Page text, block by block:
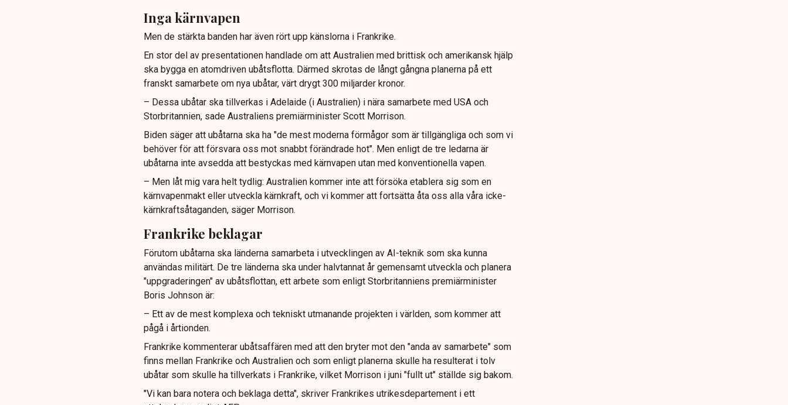
Inga kärnvapen
Men de stärkta banden har även rört upp känslorna i Frankrike.
En stor del av presentationen handlade om att Australien med brittisk och amerikansk hjälp
ska bygga en atomdriven ubåtsflotta. Därmed skrotas de långt gångna planerna på ett
franskt samarbete om nya ubåtar, värt drygt 300 miljarder kronor.
– Dessa ubåtar ska tillverkas i Adelaide (i Australien) i nära samarbete med USA och
Storbritannien, sade Australiens premiärminister Scott Morrison.
Biden säger att ubåtarna ska ha "de mest moderna förmågor som är tillgängliga och som vi
behöver för att försvara oss mot snabbt förändrade hot". Men enligt de tre ledarna är
ubåtarna inte avsedda att bestyckas med kärnvapen utan med konventionella vapen.
– Men låt mig vara helt tydlig: Australien kommer inte att försöka etablera sig som en
kärnvapenmakt eller utveckla kärnkraft, och vi kommer att fortsätta åta oss alla våra icke-
kärnkraftsåtaganden, säger Morrison.
Frankrike beklagar
Förutom ubåtarna ska länderna samarbeta i utvecklingen av AI-teknik som ska kunna
användas militärt. De tre länderna ska under halvtannat år gemensamt utveckla och planera
"uppgraderingen" av ubåtsflottan, ett arbete som enligt Storbritanniens premiärminister
Boris Johnson är:
– Ett av de mest komplexa och tekniskt utmanande projekten i världen, som kommer att
pågå i årtionden.
Frankrike kommenterar ubåtsaffären med att den bryter mot den "anda av samarbete" som
finns mellan Frankrike och Australien och som enligt planerna skulle ha resulterat i tolv
ubåtar som skulle ha tillverkats i Frankrike, vilket Morrison i juni "fullt ut" ställde sig bakom.
"Vi kan bara notera och beklaga detta", skriver Frankrikes utrikesdepartement i ett